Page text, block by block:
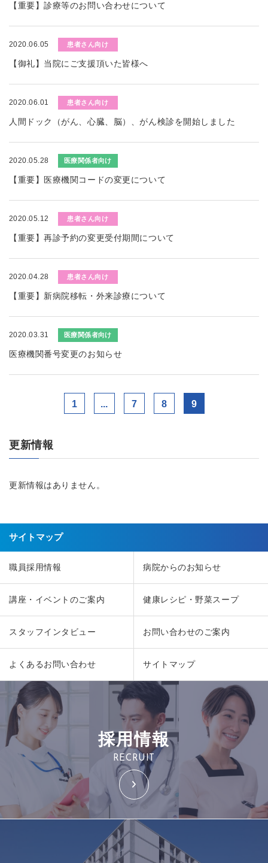
【重要】診療等のお問い合わせについて
2020.06.05 患者さん向け
【御礼】当院にご支援頂いた皆様へ
2020.06.01 患者さん向け
人間ドック（がん、心臓、脳）、がん検診を開始しました
2020.05.28 医療関係者向け
【重要】医療機関コードの変更について
2020.05.12 患者さん向け
【重要】再診予約の変更受付期間について
2020.04.28 患者さん向け
【重要】新病院移転・外来診療について
2020.03.31 医療関係者向け
医療機関番号変更のお知らせ
1 ... 7 8 9
更新情報
更新情報はありません。
サイトマップ
職員採用情報 病院からのお知らせ
講座・イベントのご案内 健康レシピ・野菜スープ
スタッフインタビュー お問い合わせのご案内
よくあるお問い合わせ サイトマップ
採用情報
RECRUIT